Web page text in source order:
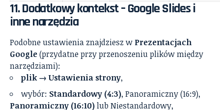
11. Dodatkowy kontekst – Google Slides i
inne narzędzia
Podobne ustawienia znajdziesz w Prezentacjach
Google(przydatne przy przenoszeniu plików między
narzędziami):
plik → Ustawienia strony,
wybór: Standardowy (4:3), Panoramiczny (16:9),
Panoramiczny (16:10)lub Niestandardowy,